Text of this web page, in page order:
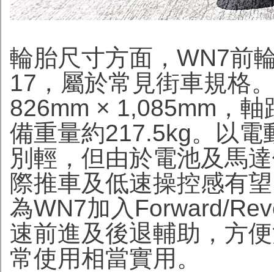
輪胎尺寸方面，WN7前
17，屬於常見街車規格
826mm × 1,085mm，
備重量約217.5kg。以電
別輕，但由於電池及馬
際推車及低速操控感有
為WN7加入Forward/
速前進及後退輔助，方
常使用相當實用。